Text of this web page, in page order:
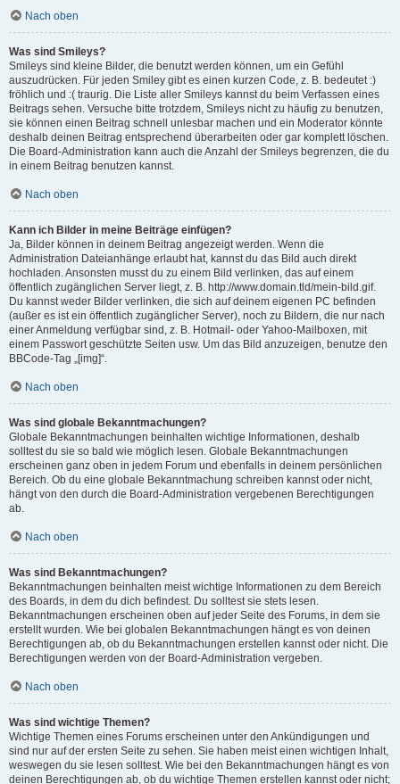
Nach oben
Was sind Smileys?
Smileys sind kleine Bilder, die benutzt werden können, um ein Gefühl
auszudrücken. Für jeden Smiley gibt es einen kurzen Code, z. B. bedeutet :)
fröhlich und :( traurig. Die Liste aller Smileys kannst du beim Verfassen eines
Beitrags sehen. Versuche bitte trotzdem, Smileys nicht zu häufig zu benutzen,
sie können einen Beitrag schnell unlesbar machen und ein Moderator könnte
deshalb deinen Beitrag entsprechend überarbeiten oder gar komplett löschen.
Die Board-Administration kann auch die Anzahl der Smileys begrenzen, die du
in einem Beitrag benutzen kannst.
Nach oben
Kann ich Bilder in meine Beiträge einfügen?
Ja, Bilder können in deinem Beitrag angezeigt werden. Wenn die
Administration Dateianhänge erlaubt hat, kannst du das Bild auch direkt
hochladen. Ansonsten musst du zu einem Bild verlinken, das auf einem
öffentlich zugänglichen Server liegt, z. B. http://www.domain.tld/mein-bild.gif.
Du kannst weder Bilder verlinken, die sich auf deinem eigenen PC befinden
(außer es ist ein öffentlich zugänglicher Server), noch zu Bildern, die nur nach
einer Anmeldung verfügbar sind, z. B. Hotmail- oder Yahoo-Mailboxen, mit
einem Passwort geschützte Seiten usw. Um das Bild anzuzeigen, benutze den
BBCode-Tag „[img]“.
Nach oben
Was sind globale Bekanntmachungen?
Globale Bekanntmachungen beinhalten wichtige Informationen, deshalb
solltest du sie so bald wie möglich lesen. Globale Bekanntmachungen
erscheinen ganz oben in jedem Forum und ebenfalls in deinem persönlichen
Bereich. Ob du eine globale Bekanntmachung schreiben kannst oder nicht,
hängt von den durch die Board-Administration vergebenen Berechtigungen
ab.
Nach oben
Was sind Bekanntmachungen?
Bekanntmachungen beinhalten meist wichtige Informationen zu dem Bereich
des Boards, in dem du dich befindest. Du solltest sie stets lesen.
Bekanntmachungen erscheinen oben auf jeder Seite des Forums, in dem sie
erstellt wurden. Wie bei globalen Bekanntmachungen hängt es von deinen
Berechtigungen ab, ob du Bekanntmachungen erstellen kannst oder nicht. Die
Berechtigungen werden von der Board-Administration vergeben.
Nach oben
Was sind wichtige Themen?
Wichtige Themen eines Forums erscheinen unter den Ankündigungen und
sind nur auf der ersten Seite zu sehen. Sie haben meist einen wichtigen Inhalt,
weswegen du sie lesen solltest. Wie bei den Bekanntmachungen hängt es von
deinen Berechtigungen ab, ob du wichtige Themen erstellen kannst oder nicht;